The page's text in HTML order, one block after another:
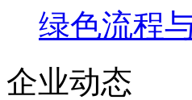
绿色流程
企业动态